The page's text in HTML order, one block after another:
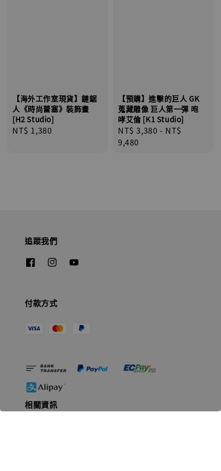
【海外工作室現貨】鏈鋸
人《時尚蕾塞》裝飾畫
[H2 Studio]
Regular
NT$ 1,380
【預購】進擊的巨人 GK
蒐藏雕像 巨人第一彈 咆
哮艾倫 [K1 Studio]
Regular
price
NT$ 3,380 - NT$
9,480
追蹤我們
付款方式
相關資訊